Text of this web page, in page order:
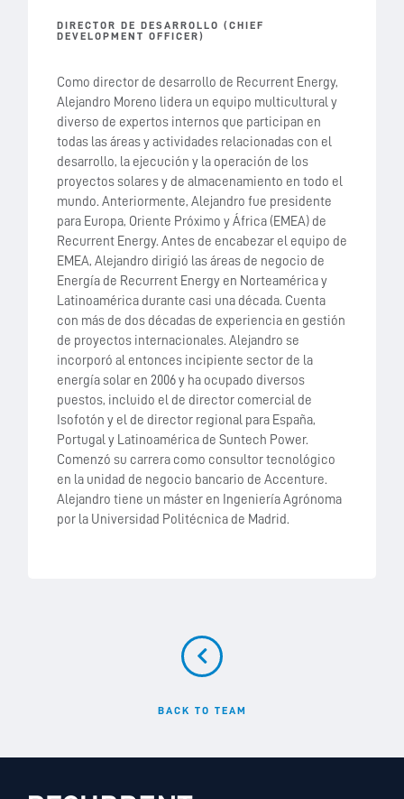
DIRECTOR DE DESARROLLO (CHIEF
DEVELOPMENT OFFICER)
Como director de desarrollo de Recurrent Energy,
Alejandro Moreno lidera un equipo multicultural y
diverso de expertos internos que participan en
todas las áreas y actividades relacionadas con el
desarrollo, la ejecución y la operación de los
proyectos solares y de almacenamiento en todo el
mundo. Anteriormente, Alejandro fue presidente
para Europa, Oriente Próximo y África (EMEA) de
Recurrent Energy. Antes de encabezar el equipo de
EMEA, Alejandro dirigió las áreas de negocio de
Energía de Recurrent Energy en Norteamérica y
Latinoamérica durante casi una década. Cuenta
con más de dos décadas de experiencia en gestión
de proyectos internacionales. Alejandro se
incorporó al entonces incipiente sector de la
energía solar en 2006 y ha ocupado diversos
puestos, incluido el de director comercial de
Isofotón y el de director regional para España,
Portugal y Latinoamérica de Suntech Power.
Comenzó su carrera como consultor tecnológico
en la unidad de negocio bancario de Accenture.
Alejandro tiene un máster en Ingeniería Agrónoma
por la Universidad Politécnica de Madrid.
BACK TO TEAM